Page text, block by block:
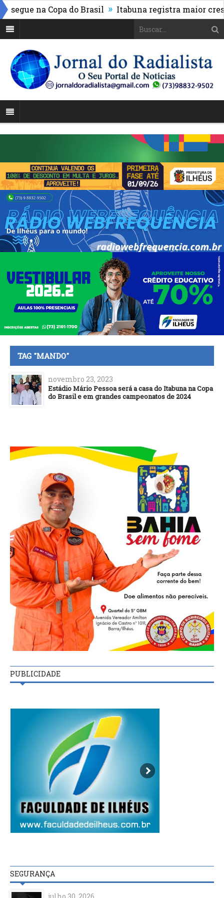
na Copa do Brasil » Itabuna registra maior
TAG "MANDO"
novembro 23, 2023
Estádio Mário Pessoa será a casa do Itabuna na Copa
do Brasil e em grandes campeonatos de 2024
PUBLICIDADE
SEGURANÇA